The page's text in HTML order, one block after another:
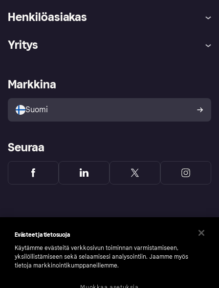
Henkilöasiakas
Kirjaudu sisään
Tutustu kauppoihin
Ostajan turva
Yritys
Kirjaudu sisään yrityksenä
Markkina
Suomi
Seuraa
Evästeet ja tietosuoja
Käytämme evästeitä verkkosivun toiminnan varmistamiseen,
yksilöllistämiseen sekä selaamisesi analysointiin. Jaamme myös
tietoja markkinointikumppaneillemme.